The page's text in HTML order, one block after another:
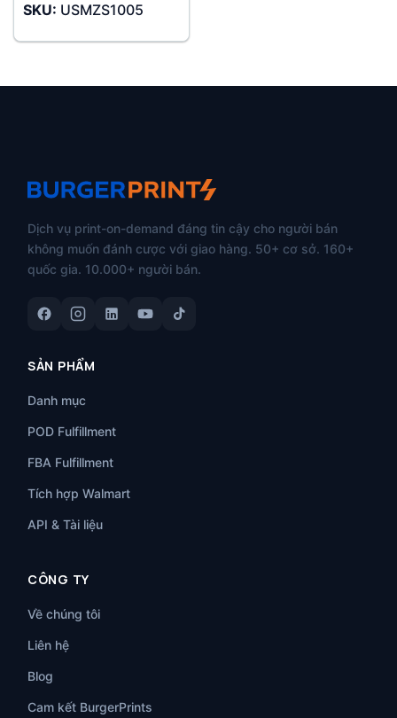
từ
đến
SKU: USMZS1005
Dịch vụ print-on-demand đáng tin cậy cho người bán
không muốn đánh cược với giao hàng. 50+ cơ sở. 160+
quốc gia. 10.000+ người bán.
SẢN PHẨM
Danh mục
POD Fulfillment
FBA Fulfillment
Tích hợp Walmart
API & Tài liệu
CÔNG TY
Về chúng tôi
Liên hệ
Blog
Cam kết BurgerPrints